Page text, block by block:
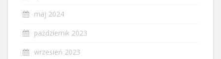
maj 2024
październik 2023
wrzesień 2023